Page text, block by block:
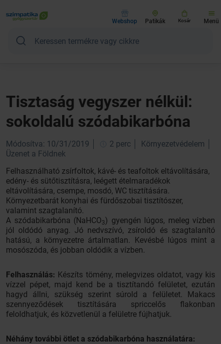
Webshop Patikák Kosár Menü
Tisztaság vegyszer nélkül:
sokoldalú szódabikarbóna
Módosítva: 10/31/2019 2 perc
Környezetvédelem
Üzenet a Földnek
Felhasználható zsírfoltok, kávé- és teafoltok eltávolítására,
edény- és sütőtisztításra, leégett ételmaradékok
eltávolítására, csempe, mosdó, WC tisztítására.
Környezetbarát konyhai és fürdőszobai tisztítószer,
valamint szagtalanító.
A szódabikarbóna (NaHCO3) gyengén lúgos, meleg vízben
jól oldódó anyag. Jó nedvszívó, zsíroldó és szagtalanító
hatású, a környezetre ártalmatlan. Kevésbé lúgos mint a
mosószóda, és jobban oldódik a vízben.
Felhasználás: Készíts tömény, melegvizes oldatot, vagy kis
vízzel pépet, majd kend be a tisztítandó felületet, ezután
hagyd állni, szükség szerint súrold a felületet. Makacs
szennyeződések tisztítására spriccelős flakonban
feloldhatjuk, és közvetlenül a felületre fújhatjuk.
Néhány további ötlet a szódabikarbóna használatára: